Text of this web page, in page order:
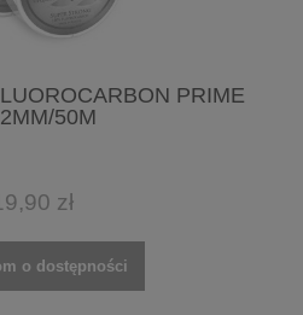
PRIME
50M
zł
o dostępności